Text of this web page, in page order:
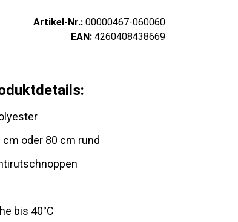
Artikel-Nr.: 00000467-060060
EAN: 4260408438669
cm oder 80 cm rund
bis 40°C